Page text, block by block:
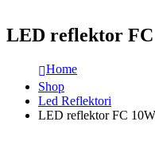
LED reflektor
Home
Shop
Led Reflektori
LED reflektor FC